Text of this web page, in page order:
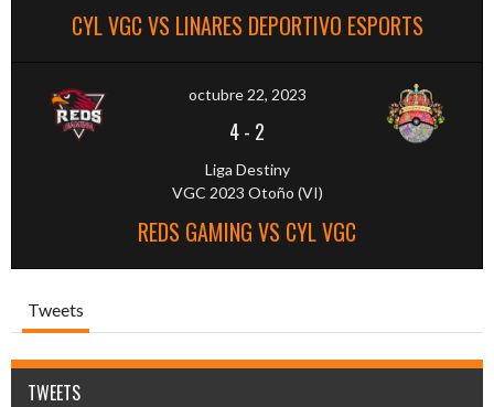
CYL VGC VS LINARES DEPORTIVO ESPORTS
octubre 22, 2023
4- 2
Liga Destiny
VGC 2023 Otoño (VI)
REDS GAMING VS CYL VGC
Tweets
TWEETS